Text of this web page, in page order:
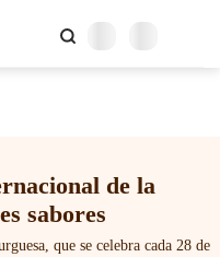
de la
sabores
que se celebra cada 28 de